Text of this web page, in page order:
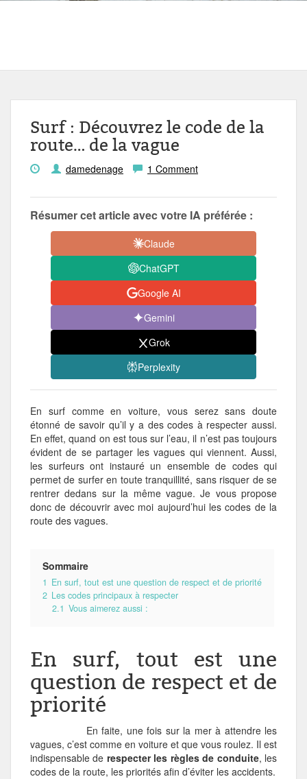
Surf : Découvrez le code de la
route… de la vague
damedenage 1 Comment
Résumer cet article avec votre IA préférée :
Claude
ChatGPT
Google AI
Gemini
Grok
Perplexity
En surf comme en voiture, vous serez sans doute
étonné de savoir qu’il y a des codes à respecter aussi.
En effet, quand on est tous sur l’eau, il n’est pas toujours
évident de se partager les vagues qui viennent. Aussi,
les surfeurs ont instauré un ensemble de codes qui
permet de surfer en toute tranquillité, sans risquer de se
rentrer dedans sur la même vague. Je vous propose
donc de découvrir avec moi aujourd’hui les codes de la
route des vagues.
Sommaire
1 En surf, tout est une question de respect et de priorité
2 Les codes principaux à respecter
2.1 Vous aimerez aussi :
En surf, tout est une
question de respect et de
priorité
En faite, une fois sur la mer à attendre les
vagues, c’est comme en voiture et que vous roulez. Il est
indispensable de respecter les règles de conduite, les
codes de la route, les priorités afin d’éviter les accidents.